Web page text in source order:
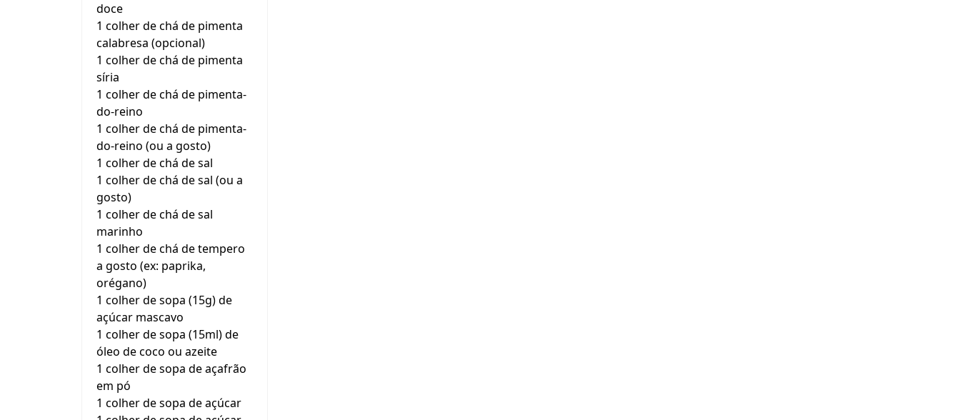
doce
1 colher de chá de pimenta
calabresa (opcional)
1 colher de chá de pimenta
síria
1 colher de chá de pimenta-
do-reino
1 colher de chá de pimenta-
do-reino (ou a gosto)
1 colher de chá de sal
1 colher de chá de sal (ou a
gosto)
1 colher de chá de sal
marinho
1 colher de chá de tempero
a gosto (ex: paprika,
orégano)
1 colher de sopa (15g) de
açúcar mascavo
1 colher de sopa (15ml) de
óleo de coco ou azeite
1 colher de sopa de açafrão
em pó
1 colher de sopa de açúcar